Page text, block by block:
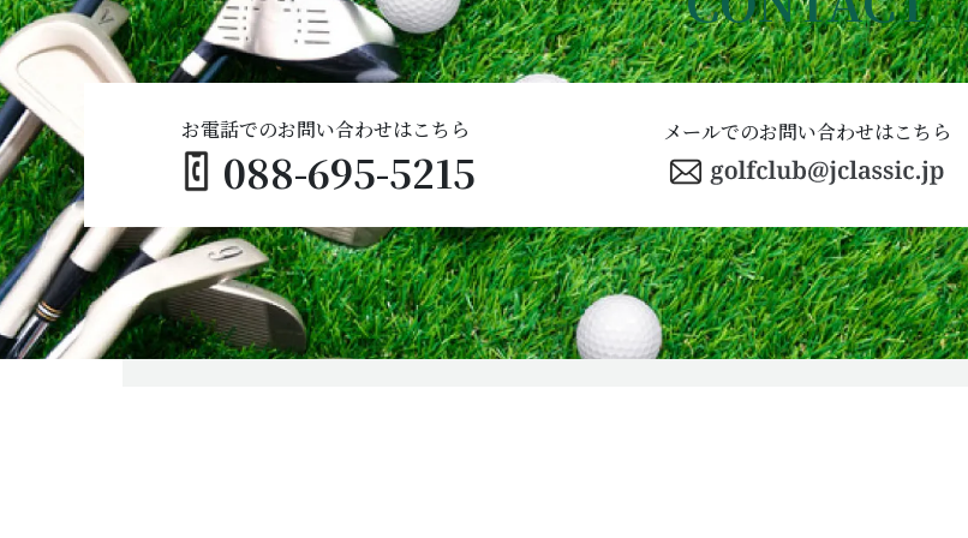
088-695-5215
お電話でのお問い合わせはこちら メールでのお問い合わせはこちら